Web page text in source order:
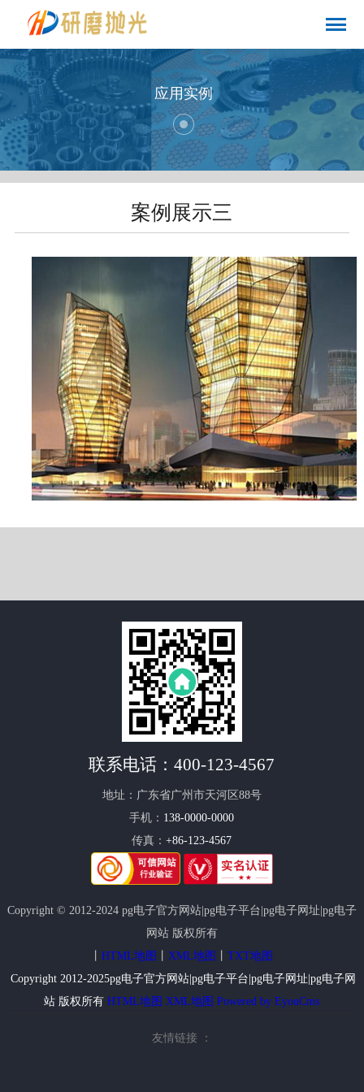
应用实例
案例展示三
联系电话：400-123-4567
地址：广东省广州市天河区88号
手机： 138-0000-0000
传真：+86-123-4567
Copyright © 2012-2024 pg电子官方网站|pg电子平台|pg电子网址|pg电子
网站 版权所有
丨HTML地图 XML地图 丨TXT地图
Copyright 2012-2025pg电子官方网站|pg电子平台|pg电子网址|pg电子网
站 版权所有HTML地图 XML地图 Powered by EyouCms
友情链接 ：